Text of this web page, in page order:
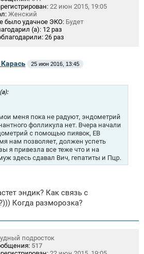
22 июн 2015, 19:05
Женский
было удачное ЭКО: Будет
(а): 12 раз
26 раз
СКарась 25 июн 2016, 13:45
меня пока не радуют, эндометрий
фолликула нет. Вчера начали
с помощью пиявок, ЕВ
нам позволяет, должен успеть
я привезла все теже что и на
здесь сдавал Вич, гепатиты и Пцр.
эндик? Как связь с
Когда разморозка?
подросток
517